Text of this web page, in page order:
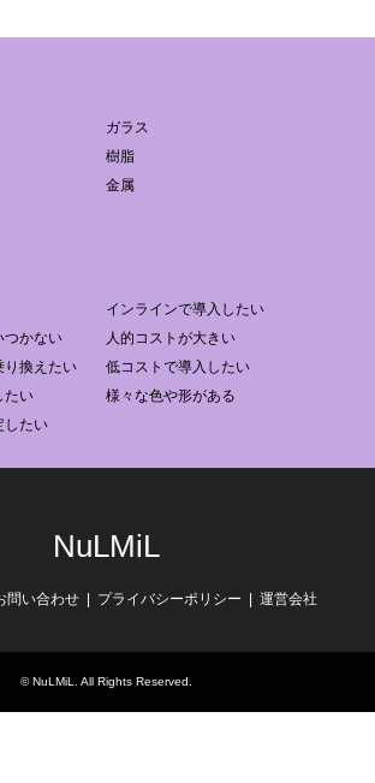
ガラス
樹脂
金属
インラインで導入したい
つかない
人的コストが大きい
り換えたい
低コストで導入したい
たい
様々な色や形がある
したい
NuLMiL
問い合わせ プライバシーポリシー 運営会社
©NuLMiL . All Rights Reserved.